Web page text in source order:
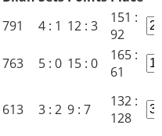
791 4 : 1 12 : 3
151 :
92
763 5 : 0 15 : 0
165 :
61
613 3 : 2 9 : 7
132 :
128